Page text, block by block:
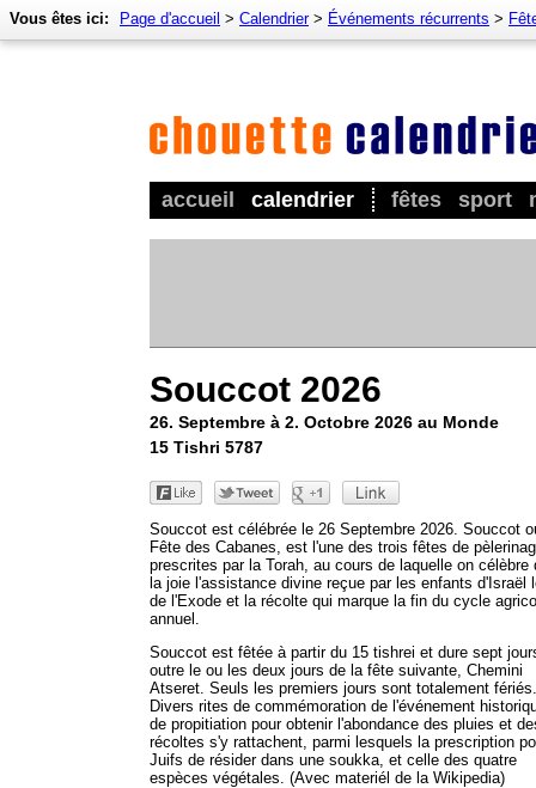
accueil calendrier fêtes sport
Vous êtes ici: Page d'accueil > Calendrier> Événements récurrents >
Souccot 2026
26. Septembre à 2. Octobre 2026 au Monde
15 Tishri 5787
Souccot est célébrée le 26 Septembre 2026. Souccot
Fête des Cabanes, est l'une des trois fêtes de
prescrites par la Torah, au cours de laquelle on célèbre
la joie l'assistance divine reçue par les enfants d'Israël
de l'Exode et la récolte qui marque la fin du cycle
annuel.
Souccot est fêtée à partir du 15 tishrei et dure sept
outre le ou les deux jours de la fête suivante, Chemini
Atseret. Seuls les premiers jours sont totalement fériés.
Divers rites de commémoration de l'événement
de propitiation pour obtenir l'abondance des pluies et
récoltes s'y rattachent, parmi lesquels la prescription
Juifs de résider dans une soukka, et celle des quatre
espèces végétales. (Avec materiél de la Wikipedia)